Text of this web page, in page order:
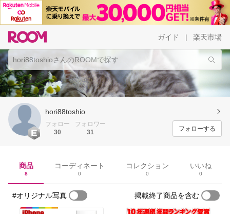
ガイド 楽天市場
hori88toshio
フォロー
30
フォロワー
31
フォローする
商品
8
コーディネート
0
コレクション
0
いいね
0
#オリジナル写真 掲載終了商品を含む